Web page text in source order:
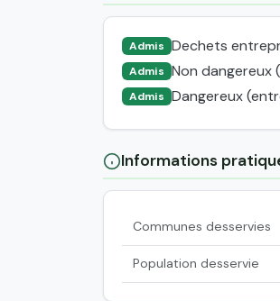
Admis Dechets
Admis Non dangereux
Admis Dangereux
Informations
Communes desservies
Population desservie